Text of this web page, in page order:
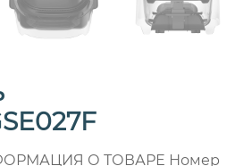
О ТОВАРЕ Номер